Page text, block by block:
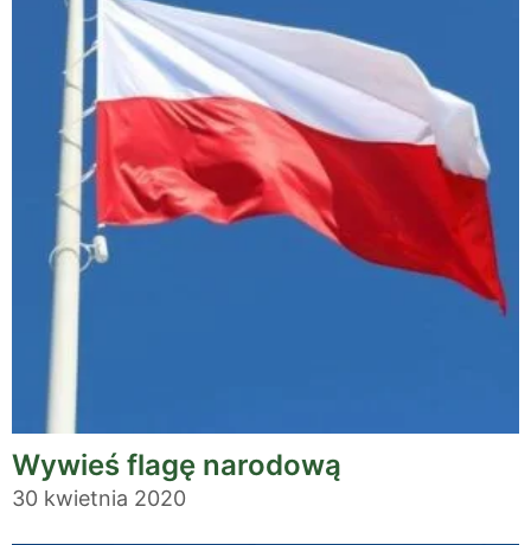
Wywieś flagę narodową
30 kwietnia 2020